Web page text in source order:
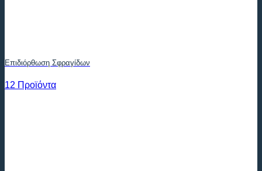
Επιδιόρθωση Σφραγίδων
12 Προϊόντα